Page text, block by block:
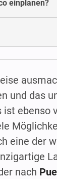
einplanen?
und das
ist ebenso
eine der
nach